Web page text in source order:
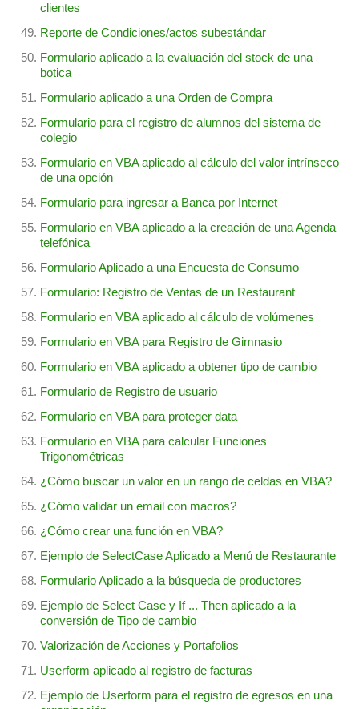
clientes
Reporte de Condiciones/actos subestándar
Formulario aplicado a la evaluación del stock de una
botica
Formulario aplicado a una Orden de Compra
Formulario para el registro de alumnos del sistema de
colegio
Formulario en VBA aplicado al cálculo del valor intrínseco
de una opción
Formulario para ingresar a Banca por Internet
Formulario en VBA aplicado a la creación de una Agenda
telefónica
Formulario Aplicado a una Encuesta de Consumo
Formulario: Registro de Ventas de un Restaurant
Formulario en VBA aplicado al cálculo de volúmenes
Formulario en VBA para Registro de Gimnasio
Formulario en VBA aplicado a obtener tipo de cambio
Formulario de Registro de usuario
Formulario en VBA para proteger data
Formulario en VBA para calcular Funciones
Trigonométricas
¿Cómo buscar un valor en un rango de celdas en VBA?
¿Cómo validar un email con macros?
¿Cómo crear una función en VBA?
Ejemplo de SelectCase Aplicado a Menú de Restaurante
Formulario Aplicado a la búsqueda de productores
Ejemplo de Select Case y If ... Then aplicado a la
conversión de Tipo de cambio
Valorización de Acciones y Portafolios
Userform aplicado al registro de facturas
Ejemplo de Userform para el registro de egresos en una